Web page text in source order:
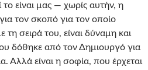
το είναι μας — χωρίς αυτήν, η
τον σκοπό για τον οποίο
σειρά του, είναι δύναμη και
δόθηκε από τον Δημιουργό για
Αλλά είναι η σοφία, που έρχεται